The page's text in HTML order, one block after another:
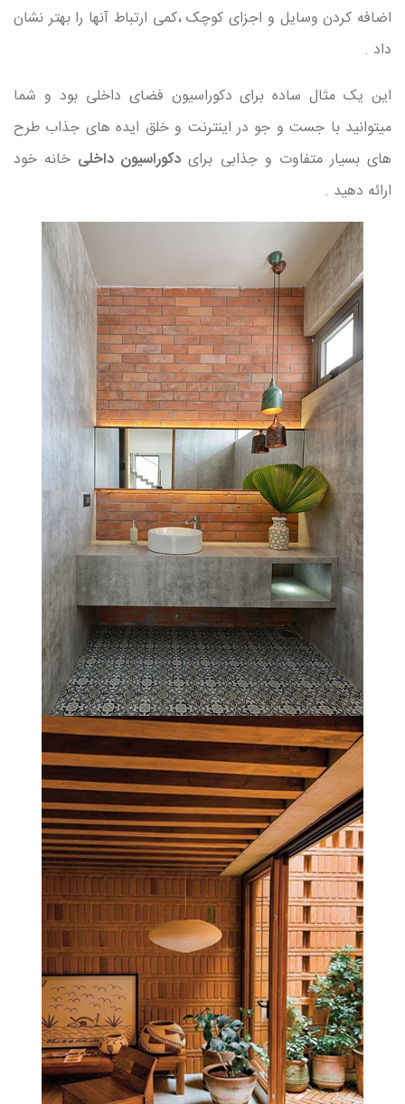
اضافه کردن وسایل و اجزای کوچک ،کمی ارتباط آنها را بهتر نشان
داد .
این یک مثال ساده برای دکوراسیون فضای داخلی بود و شما
میتوانید با جست و جو در اینترنت و خلق ایده های جذاب طرح
های بسیار متفاوت و جذابی برای دکوراسیون داخلی خانه خود
ارائه دهید .